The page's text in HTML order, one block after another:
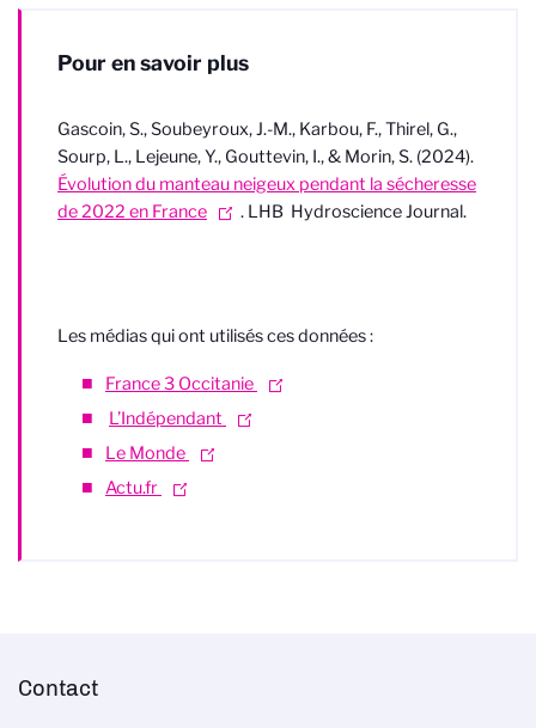
Pour en savoir plus
Gascoin, S., Soubeyroux, J.-M., Karbou, F., Thirel, G.,
Sourp, L., Lejeune, Y., Gouttevin, I., & Morin, S. (2024).
Évolution du manteau neigeux pendant la sécheresse
de 2022 en France
. LHB Hydroscience Journal.
Les médias qui ont utilisés ces données :
France 3 Occitanie
L’Indépendant
Le Monde
Actu.fr
Contact